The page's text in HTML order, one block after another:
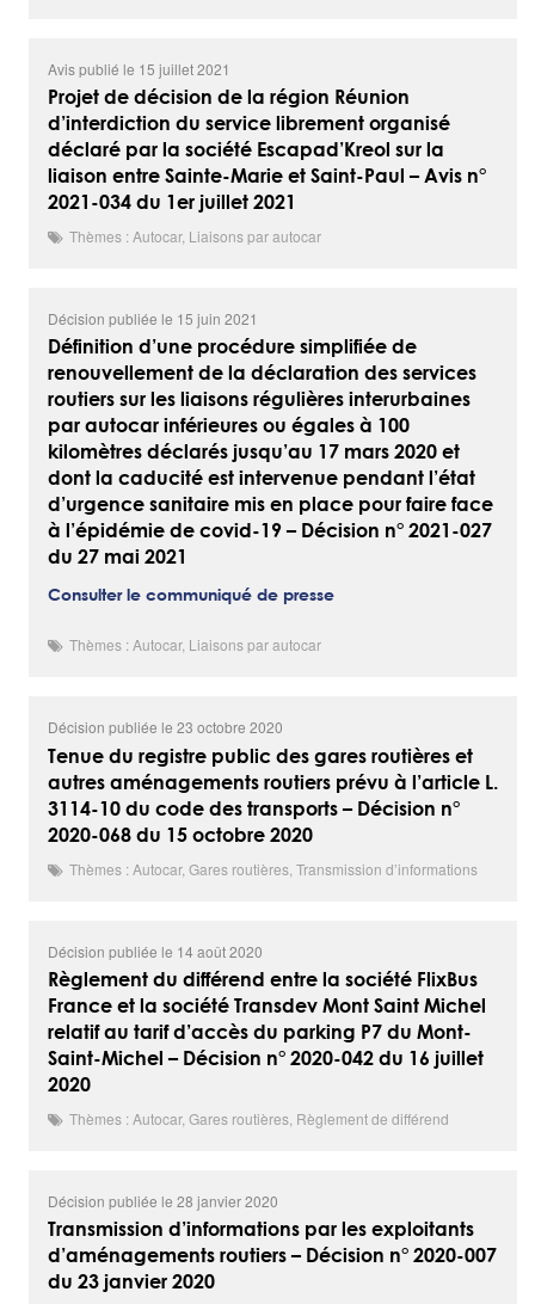
Avis publié le 15 juillet 2021
Projet de décision de la région Réunion
d’interdiction du service librement organisé
déclaré par la société Escapad’Kreol sur la
liaison entre Sainte-Marie et Saint-Paul – Avis n°
2021-034 du 1er juillet 2021
Thèmes : Autocar, Liaisons par autocar
Décision publiée le 15 juin 2021
Définition d’une procédure simplifiée de
renouvellement de la déclaration des services
routiers sur les liaisons régulières interurbaines
par autocar inférieures ou égales à 100
kilomètres déclarés jusqu’au 17 mars 2020 et
dont la caducité est intervenue pendant l’état
d’urgence sanitaire mis en place pour faire face
à l’épidémie de covid-19 – Décision n° 2021-027
du 27 mai 2021
Consulter le communiqué de presse
Thèmes : Autocar, Liaisons par autocar
Décision publiée le 23 octobre 2020
Tenue du registre public des gares routières et
autres aménagements routiers prévu à l’article L.
3114-10 du code des transports – Décision n°
2020-068 du 15 octobre 2020
Thèmes : Autocar, Gares routières, Transmission d’informations
Décision publiée le 14 août 2020
Règlement du différend entre la société FlixBus
France et la société Transdev Mont Saint Michel
relatif au tarif d’accès du parking P7 du Mont-
Saint-Michel – Décision n° 2020-042 du 16 juillet
2020
Thèmes : Autocar, Gares routières, Règlement de différend
Décision publiée le 28 janvier 2020
Transmission d’informations par les exploitants
d’aménagements routiers – Décision n° 2020-007
du 23 janvier 2020